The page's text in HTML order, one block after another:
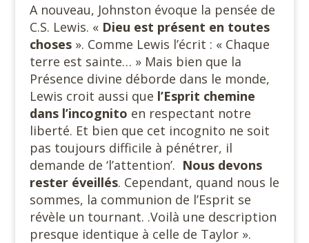
A nouveau, Johnston évoque la pensée de
C.S. Lewis. « Dieu est présent en toutes
choses». Comme Lewis l’écrit : « Chaque
terre est sainte… » Mais bien que la
Présence divine déborde dans le monde,
Lewis croit aussi que l’Esprit chemine
dans l’incognito en respectant notre
liberté. Et bien que cet incognito ne soit
pas toujours difficile à pénétrer, il
demande de ‘l’attention’. Nous devons
rester éveillés. Cependant, quand nous le
sommes, la communion de l’Esprit se
révèle un tournant. .Voilà une description
presque identique à celle de Taylor ».